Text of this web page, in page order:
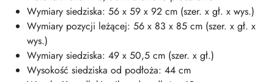
Wymiary siedziska: 56 x 59 x 92 cm (szer. x gł. x wys.)
Wymiary pozycji leżącej: 56 x 83 x 85 cm (szer. x gł. x
wys.)
Wymiary siedziska: 49 x 50,5 cm (szer. x gł.)
Wysokość siedziska od podłoża: 44 cm